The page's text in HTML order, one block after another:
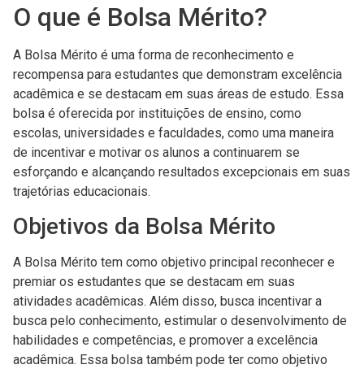
O que é Bolsa Mérito?
A Bolsa Mérito é uma forma de reconhecimento e
recompensa para estudantes que demonstram excelência
acadêmica e se destacam em suas áreas de estudo. Essa
bolsa é oferecida por instituições de ensino, como
escolas, universidades e faculdades, como uma maneira
de incentivar e motivar os alunos a continuarem se
esforçando e alcançando resultados excepcionais em suas
trajetórias educacionais.
Objetivos da Bolsa Mérito
A Bolsa Mérito tem como objetivo principal reconhecer e
premiar os estudantes que se destacam em suas
atividades acadêmicas. Além disso, busca incentivar a
busca pelo conhecimento, estimular o desenvolvimento de
habilidades e competências, e promover a excelência
acadêmica. Essa bolsa também pode ter como objetivo